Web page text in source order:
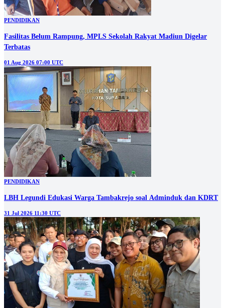
PENDIDIKAN
Fasilitas Belum Rampung, MPLS Sekolah Rakyat Madiun Digelar
Terbatas
01 Aug 2026 07:00 UTC
PENDIDIKAN
LBH Legundi Edukasi Warga Tambakrejo soal Adminduk dan KDRT
31 Jul 2026 11:30 UTC